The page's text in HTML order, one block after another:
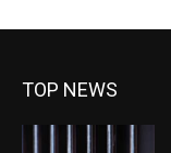
TOP NEWS